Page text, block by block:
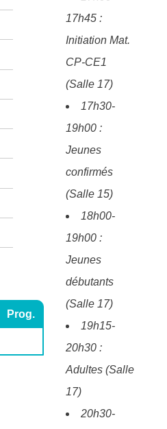
Prog.
17h45 :
Initiation Mat.
CP-CE1
(Salle 17)
17h30-
19h00 :
Jeunes
confirmés
(Salle 15)
18h00-
19h00 :
Jeunes
débutants
(Salle 17)
19h15-
20h30 :
Adultes (Salle
17)
20h30-